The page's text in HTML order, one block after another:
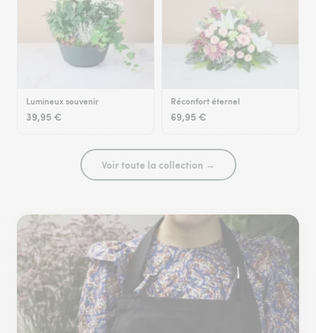
Lumineux souvenir
39,95 €
Réconfort éternel
69,95 €
Voir toute la collection →